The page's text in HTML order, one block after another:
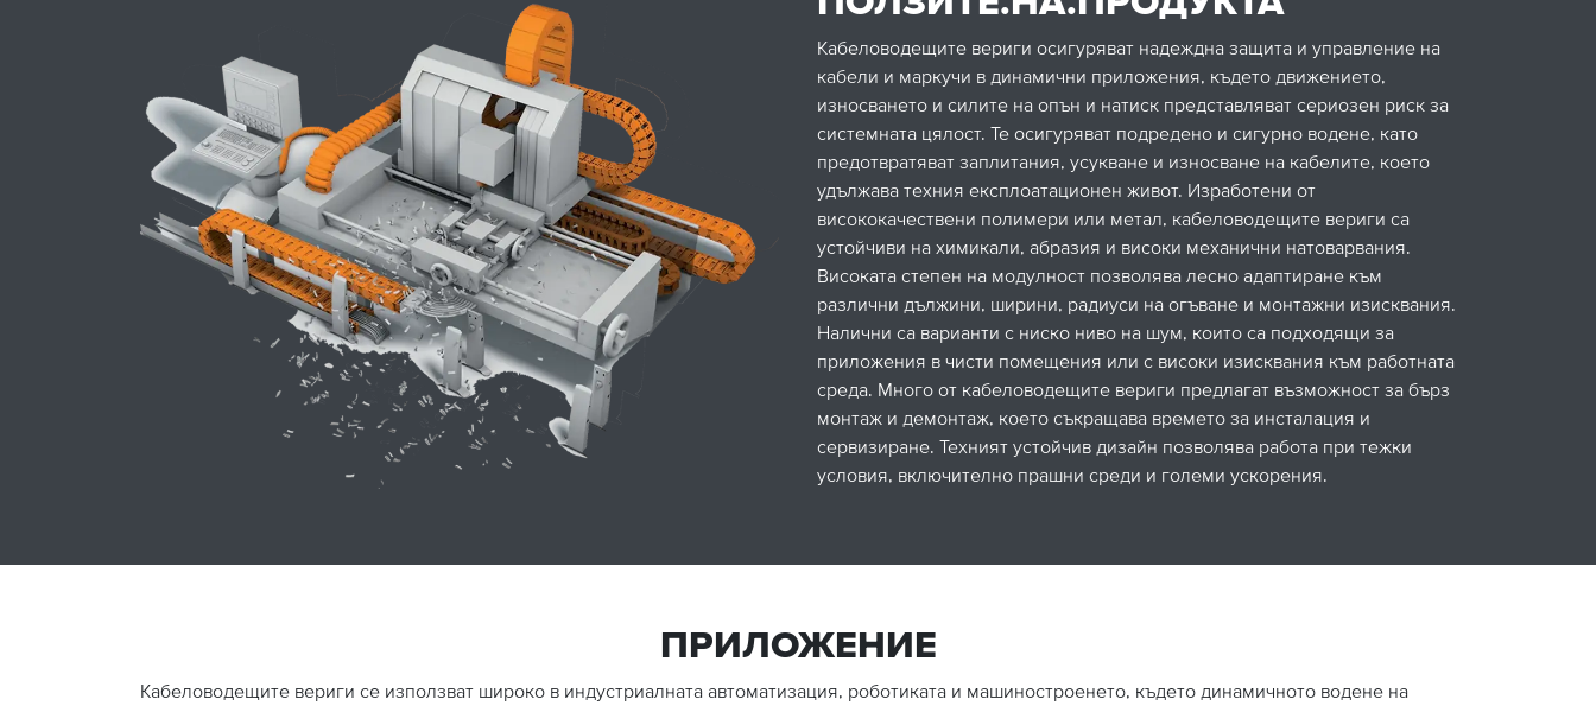
Кабеловодещите вериги осигуряват надеждна защита и управление на
кабели и маркучи в динамични приложения, където движението,
износването и силите на опън и натиск представляват сериозен риск за
системната цялост. Те осигуряват подредено и сигурно водене, като
предотвратяват заплитания, усукване и износване на кабелите, което
удължава техния експлоатационен живот. Изработени от
висококачествени полимери или метал, кабеловодещите вериги са
устойчиви на химикали, абразия и високи механични натоварвания.
Високата степен на модулност позволява лесно адаптиране към
различни дължини, ширини, радиуси на огъване и монтажни изисквания.
Налични са варианти с ниско ниво на шум, които са подходящи за
приложения в чисти помещения или с високи изисквания към работната
среда. Много от кабеловодещите вериги предлагат възможност за бърз
монтаж и демонтаж, което съкращава времето за инсталация и
сервизиране. Техният устойчив дизайн позволява работа при тежки
условия, включително прашни среди и големи ускорения.
ПРИЛОЖЕНИЕ
Кабеловодещите вериги се използват широко в индустриалната автоматизация, роботиката и машиностроенето, където динамичното водене на